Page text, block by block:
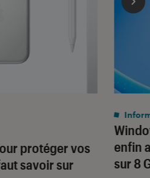
protéger vos
savoir sur
enfin
sur 8